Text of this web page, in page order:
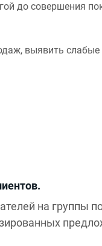
до совершения
выявить слабые
на группы